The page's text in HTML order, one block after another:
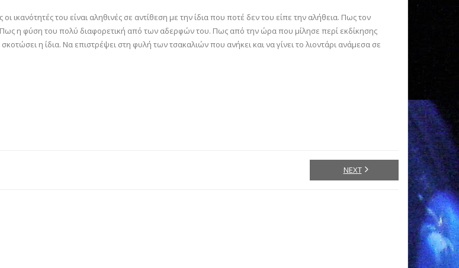
ικανότητές του είναι αληθινές σε αντίθεση με την ίδια που ποτέ δεν του είπε την αλήθεια. Πως τον
η φύση του πολύ διαφορετική από των αδερφών του. Πως από την ώρα που μίλησε περί εκδίκησης
η ίδια. Να επιστρέψει στη φυλή των τσακαλιών που ανήκει και να γίνει το λιοντάρι ανάμεσα σε
NEXT